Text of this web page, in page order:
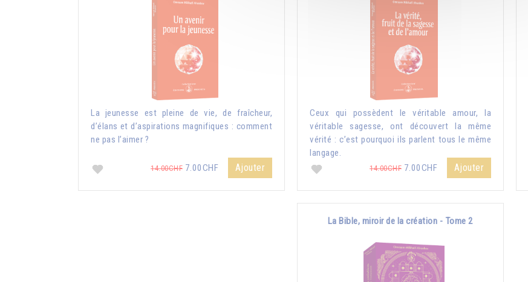
La jeunesse est pleine de vie, de fraîcheur,
d’élans et d’aspirations magnifiques : comment
ne pas l’aimer ?
14.00CHF 7.00CHF Ajouter
Ceux qui possèdent le véritable amour, la
véritable sagesse, ont découvert la même
vérité : c’est pourquoi ils parlent tous le même
langage.
14.00CHF 7.00CHF Ajouter
La Bible, miroir de la création - Tome 2